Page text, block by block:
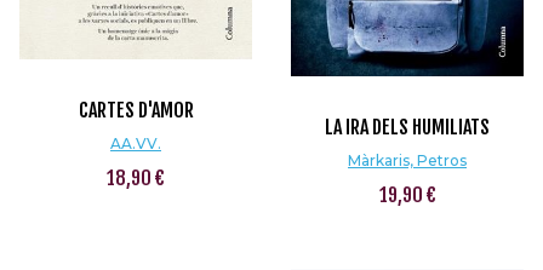
CARTES D'AMOR
AA.VV.
18,90 €
LA IRA DELS HUMILIATS
Màrkaris, Petros
19,90 €